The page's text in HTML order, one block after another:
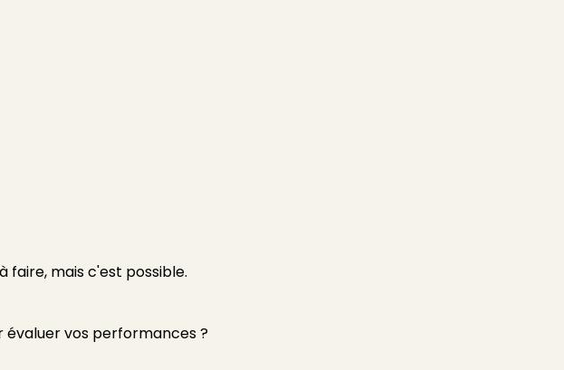
faire, mais c'est possible.
évaluer vos performances ?